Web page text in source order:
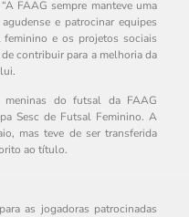
FAAG sempre manteve uma
e patrocinar equipes
e os projetos sociais
contribuir para a melhoria da
do futsal da FAAG
Sesc de Futsal Feminino. A
mas teve de ser transferida
ao título.
as jogadoras patrocinadas